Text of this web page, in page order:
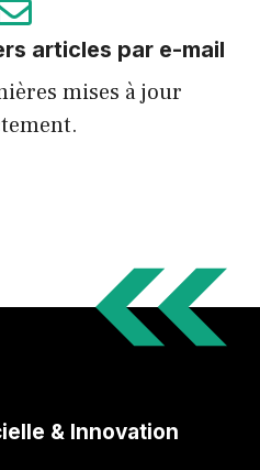
articles par e-mail
mises à jour
& Innovation